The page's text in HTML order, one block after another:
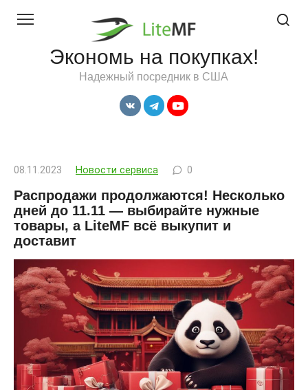
Экономь на покупках!
Надежный посредник в США
08.11.2023 Новости сервиса 0
Распродажи продолжаются! Несколько
дней до 11.11 — выбирайте нужные
товары, а LiteMF всё выкупит и
доставит